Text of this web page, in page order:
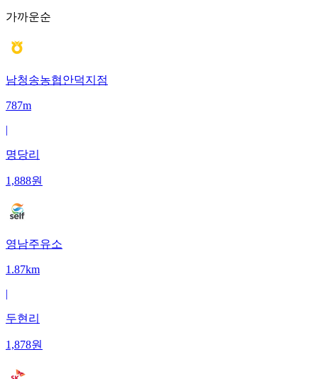
가까운순
남청송농협안덕지점
787m
|
명당리
1,888원
영남주유소
1.87km
|
두현리
1,878원